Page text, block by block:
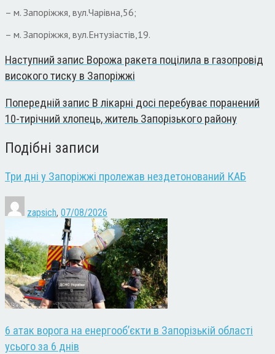
– м. Запоріжжя, вул.Чарівна,56;
– м. Запоріжжя, вул.Ентузіастів,19.
Наступний запис Ворожа ракета поцілила в газопровід
високого тиску в Запоріжжі
Попередній запис В лікарні досі перебуває поранений
10-тирічний хлопець, житель Запорізького району
Подібні записи
Три дні у Запоріжжі пролежав нездетонований КАБ
zapsich, 07/08/2026
6 атак ворога на енергооб’єкти в Запорізькій області
усього за 6 днів